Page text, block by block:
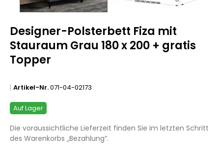
Designer-Polsterbett Fiza mit
Stauraum Grau 180 x 200 + gratis
Topper
Artikel-Nr.071-04-02173
Auf Lager
Die voraussichtliche Lieferzeit finden Sie im letzten Schritt
des Warenkorbs „Bezahlung“.